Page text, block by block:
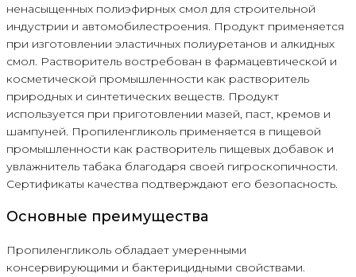
ненасыщенных полиэфирных смол для строительной
индустрии и автомобилестроения. Продукт применяется
при изготовлении эластичных полиуретанов и алкидных
смол. Растворитель востребован в фармацевтической и
косметической промышленности как растворитель
природных и синтетических веществ. Продукт
используется при приготовлении мазей, паст, кремов и
шампуней. Пропиленгликоль применяется в пищевой
промышленности как растворитель пищевых добавок и
увлажнитель табака благодаря своей гигроскопичности.
Сертификаты качества подтверждают его безопасность.
Основные преимущества
Пропиленгликоль обладает умеренными
консервирующими и бактерицидными свойствами.